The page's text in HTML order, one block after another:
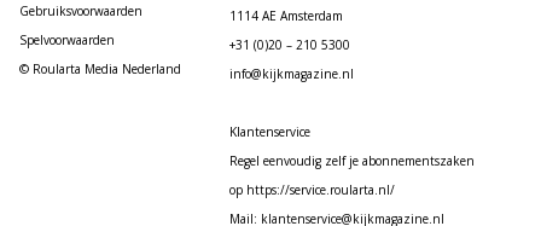
Gebruiksvoorwaarden
Spelvoorwaarden
© Roularta Media Nederland
1114 AE Amsterdam
+31 (0)20 – 210 5300
info@kijkmagazine.nl
Klantenservice
Regel eenvoudig zelf je abonnementszaken
op https://service.roularta.nl/
Mail: klantenservice@kijkmagazine.nl